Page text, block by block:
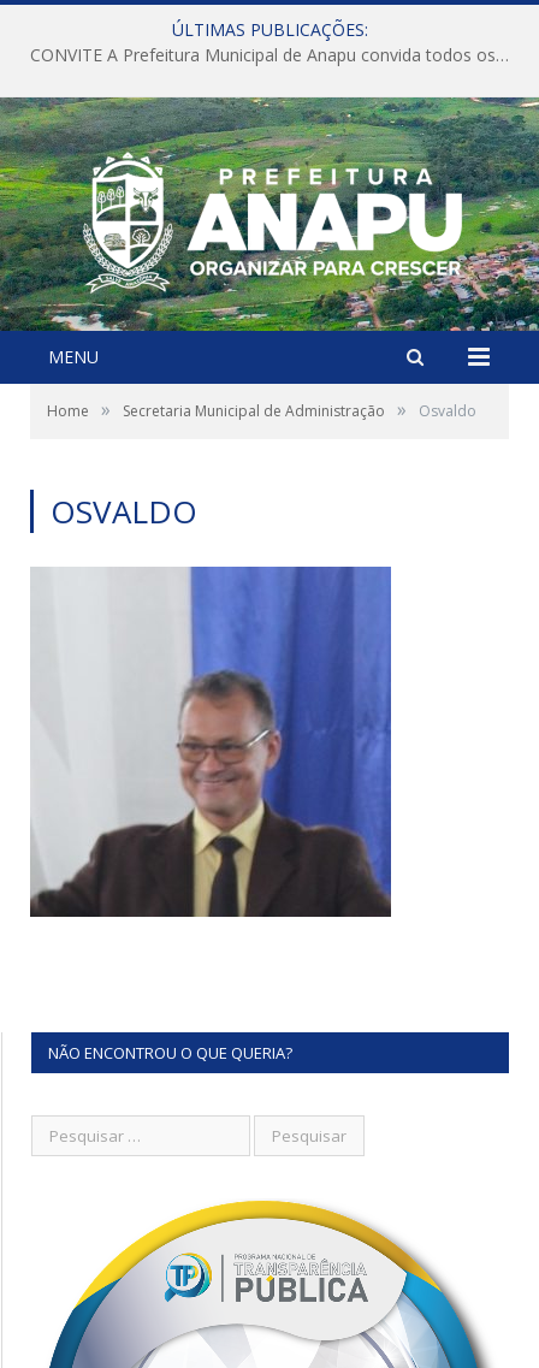
ÚLTIMAS PUBLICAÇÕES:
CONVITE A Prefeitura Municipal de Anapu convida todos os servidores públicos municipais para participarem da Audiência Pública de discussão da Lei de Diretrizes Orçamentárias (LDO), importante instrumento de planejamento das ações e investimentos da Administração Pública para o próximo exercício financeiro.
MENU
Home » Secretaria Municipal de Administração » Osvaldo
OSVALDO
NÃO ENCONTROU O QUE QUERIA?